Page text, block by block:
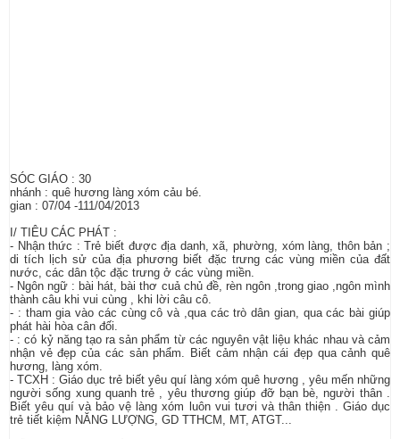
SÓC GIÁO : 30
nhánh : quê hương làng xóm cảu bé.
gian : 07/04 -111/04/2013
I/ TIÊU CÁC PHÁT :
- Nhận thức : Trẻ biết được địa danh, xã, phường, xóm làng, thôn bản ;
di tích lịch sử của địa phương biết đặc trưng các vùng miền của đất
nước, các dân tộc đặc trưng ở các vùng miền.
- Ngôn ngữ : bài hát, bài thơ cuả chủ đề, rèn ngôn ,trong giao ,ngôn mình
thành câu khi vui cùng , khi lời câu cô.
- : tham gia vào các cùng cô và ,qua các trò dân gian, qua các bài giúp
phát hài hòa cân đối.
- : có kỷ năng tạo ra sản phẩm từ các nguyên vật liệu khác nhau và cảm
nhận vẻ đẹp của các sản phẩm. Biết cảm nhận cái đẹp qua cảnh quê
hương, làng xóm.
- TCXH : Giáo dục trẻ biết yêu quí làng xóm quê hương , yêu mến những
người sống xung quanh trẻ , yêu thương giúp đỡ bạn bè, người thân .
Biết yêu quí và bảo vệ làng xóm luôn vui tươi và thân thiện . Giáo dục
trẻ tiết kiệm NĂNG LƯỢNG, GD TTHCM, MT, ATGT...